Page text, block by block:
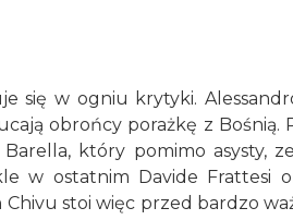
się w ogniu krytyki.
obrońcy porażkę z Bośnią.
który pomimo asysty,
w ostatnim Davide Frattesi
Chivu stoi więc przed bardzo